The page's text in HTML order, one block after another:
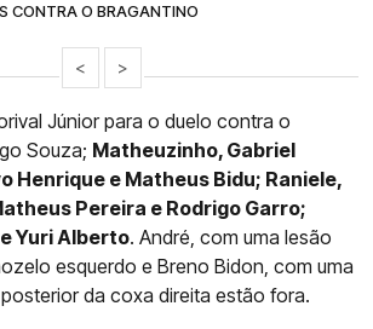
CONTRA O BRAGANTINO
< >
Júnior para o duelo contra o
Souza; Matheuzinho, Gabriel
Henrique e Matheus Bidu; Raniele,
Pereira e Rodrigo Garro;
Yuri Alberto. André, com uma lesão
esquerdo e Breno Bidon, com uma
da coxa direita estão fora.